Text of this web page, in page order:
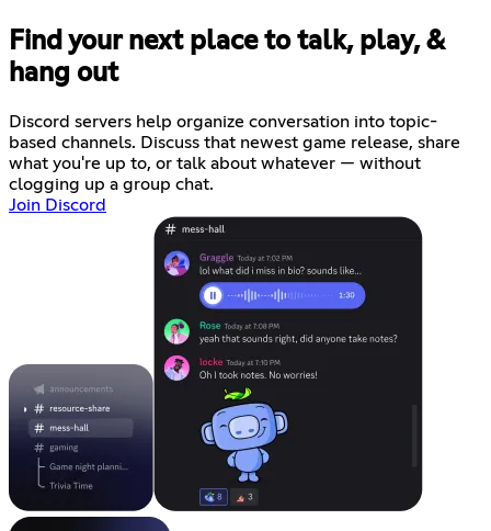
Find your next place to talk, play, &
hang out
Discord servers help organize conversation into topic-
based channels. Discuss that newest game release, share
what you're up to, or talk about whatever — without
clogging up a group chat.
Join Discord